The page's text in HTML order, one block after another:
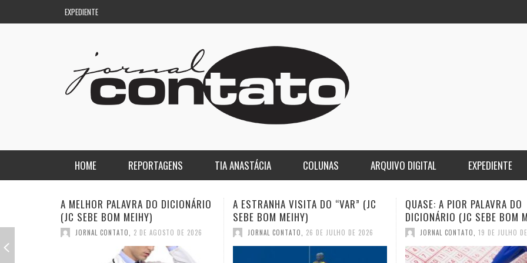
EXPEDIENTE
HOME REPORTAGENS
REGIONAL
TIA ANASTÁCIA COLUNAS
DE PASSAGEM
ARQUIVO DIGITAL EXPEDIENTE
A ESTRANHA VISITA DO “VAR” (JC
SEBE BOM MEIHY)
JORNAL CONTATO 26 DE JULHO DE 2026
QUASE: A PIOR PALAVRA DO
DICIONÁRIO (JC SEBE BOM MEIHY)
JORNAL CONTATO 19 DE JULHO DE 2026
A DEMOCRACIA
GASPARI)
JORNAL CONTATO 12 DE JULHO